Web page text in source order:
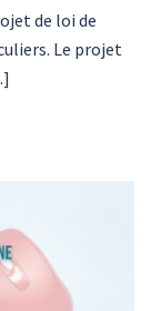
de loi de
Le projet